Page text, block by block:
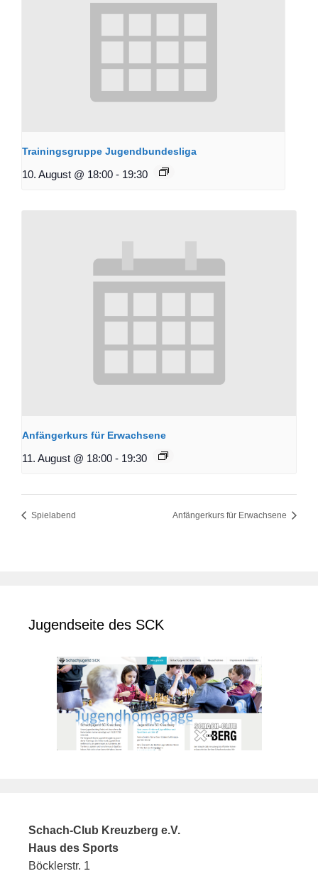
Trainingsgruppe Jugendbundesliga
10. August @ 18:00 - 19:30
Anfängerkurs für Erwachsene
11. August @ 18:00 - 19:30
Spielabend Anfängerkurs für Erwachsene
Jugendseite des SCK
Schach-Club Kreuzberg e.V.
Haus des Sports
Böcklerstr. 1